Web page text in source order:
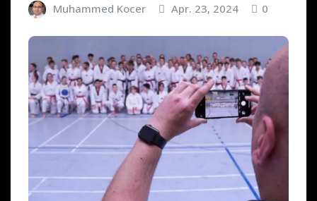
Muhammed Kocer Apr. 23, 2024 0